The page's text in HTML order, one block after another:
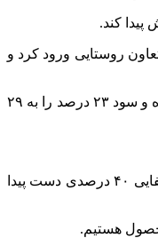
در نهایت سازمان تعاون روستایی ورود کرد و
این مسئول صنفی با بیان این که به این ترتیب الگوی کشت در تناسب و تناوب بهم می‌خورد، اظهار کرد: دیرکرد پرداخت مطالبات که بازپرداخت تسهیلات بانکی را با جریمه همراه کرده و سود ۲۳ درصد را به ۲۹
مدیرعامل بنیاد ملی گندم کاران با اشاره به اهداف تعیین شده در برنامه هفتم توسعه، گفت: در قانون هفتم توسعه آمده تا پایان این برنامه باید کشور در تولید روغن خوراکی به خودکفایی ۴۰ درصدی دست پیدا